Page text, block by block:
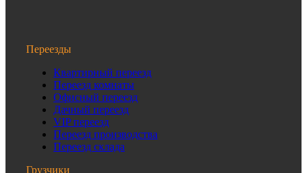
Переезды
Квартирный переезд
Переезд комнаты
Офисный переезд
Дачный переезд
VIP переезд
Переезд производства
Переезд склада
Грузчики